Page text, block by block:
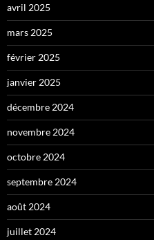
avril 2025
mars 2025
février 2025
janvier 2025
décembre 2024
novembre 2024
octobre 2024
septembre 2024
août 2024
juillet 2024